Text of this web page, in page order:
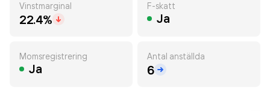
Vinstmarginal
22.4%
F-skatt
Ja
Momsregistrering
Ja
Antal anställda
6